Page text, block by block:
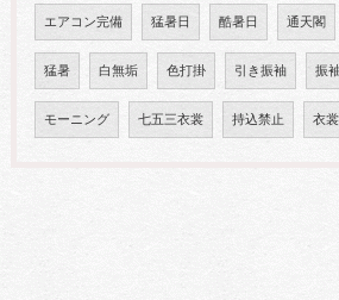
エアコン完備 猛暑日 酷暑日 通天閣
猛暑 白無垢 色打掛 引き振袖 振
モーニング 七五三衣裳 持込禁止 衣裳